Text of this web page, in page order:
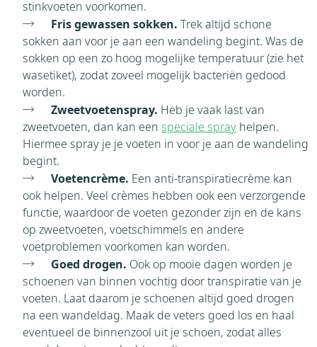
stinkvoeten voorkomen.
Fris gewassen sokken. Trek altijd schone
sokken aan voor je aan een wandeling begint. Was de
sokken op een zo hoog mogelijke temperatuur (zie het
wasetiket), zodat zoveel mogelijk bacteriën gedood
worden.
Zweetvoetenspray. Heb je vaak last van
zweetvoeten, dan kan een speciale spray helpen.
Hiermee spray je je voeten in voor je aan de wandeling
begint.
Voetencrème. Een anti-transpiratiecrème kan
ook helpen. Veel crèmes hebben ook een verzorgende
functie, waardoor de voeten gezonder zijn en de kans
op zweetvoeten, voetschimmels en andere
voetproblemen voorkomen kan worden.
Goed drogen. Ook op mooie dagen worden je
schoenen van binnen vochtig door transpiratie van je
voeten. Laat daarom je schoenen altijd goed drogen
na een wandeldag. Maak de veters goed los en haal
eventueel de binnenzool uit je schoen, zodat alles